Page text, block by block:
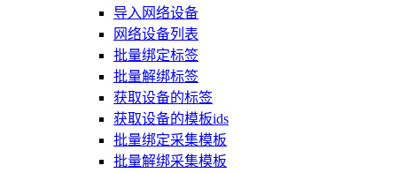
导入网络设备
网络设备列表
批量绑定标签
批量解绑标签
获取设备的标签
获取设备的模板ids
批量绑定采集模板
批量解绑采集模板